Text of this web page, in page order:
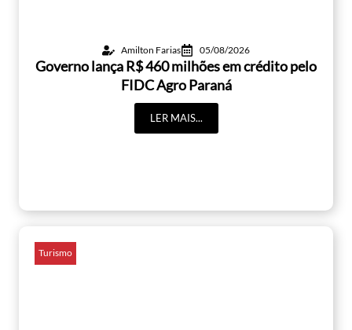
Amilton Farias 05/08/2026
Governo lança R$ 460 milhões em crédito pelo
FIDC Agro Paraná
LER MAIS...
Turismo